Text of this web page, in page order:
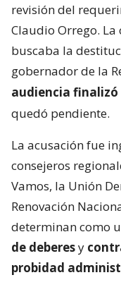
revisión del
Claudio Orrego.
buscaba la
gobernador de la
audiencia finalizó
quedó pendiente.
La acusación fue
consejeros
Vamos, la Unión
Renovación
determinan como
de deberesy
probidad